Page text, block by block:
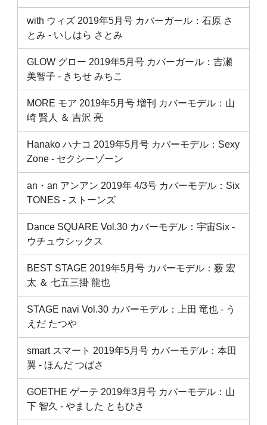
with ウィズ 2019年5月号 カバーガール：石原 さ
とみ ‐ いしはら さとみ
GLOW グロー 2019年5月号 カバーガール：吉瀬
美智子 ‐ きちせ みちこ
MORE モア 2019年5月号 増刊 カバーモデル：山
崎 賢人 ＆ 吉沢 亮
Hanako ハナコ 2019年5月号 カバーモデル：Sexy
Zone ‐ セクシーゾーン
an・an アンアン 2019年 4/3号 カバーモデル：Six
TONES ‐ ストーンズ
Dance SQUARE Vol.30 カバーモデル：宇宙Six ‐
ウチュウシックス
BEST STAGE 2019年5月号 カバーモデル：薮 宏
太 ＆ 七五三掛 龍也
STAGE navi Vol.30 カバーモデル：上田 竜也 ‐ う
えだ たつや
smart スマート 2019年5月号 カバーモデル：本田
翼 ‐ ほんだ つばさ
GOETHE ゲーテ 2019年3月号 カバーモデル：山
下 智久 ‐ やました ともひさ